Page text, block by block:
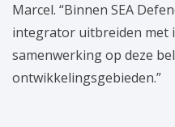
Marcel. “Binnen SEA
integrator uitbreiden met
samenwerking op deze
ontwikkelingsgebieden.”